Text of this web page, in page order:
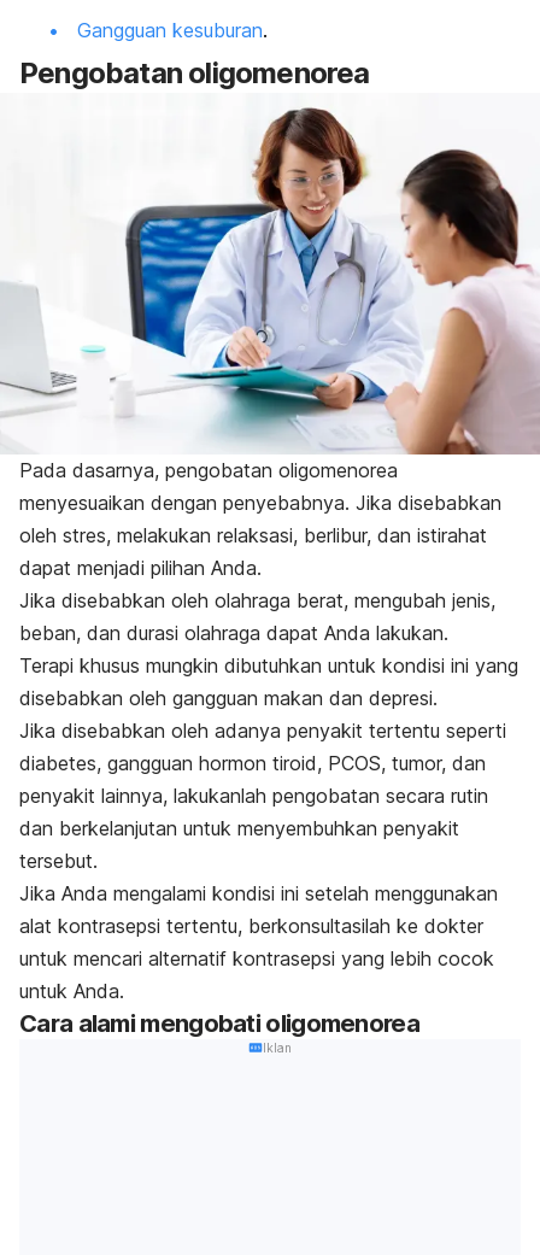
Gangguan kesuburan.
Pengobatan oligomenorea
Pada dasarnya, pengobatan oligomenorea
menyesuaikan dengan penyebabnya. Jika disebabkan
oleh stres, melakukan relaksasi, berlibur, dan istirahat
dapat menjadi pilihan Anda.
Jika disebabkan oleh olahraga berat, mengubah jenis,
beban, dan durasi olahraga dapat Anda lakukan.
Terapi khusus mungkin dibutuhkan untuk kondisi ini yang
disebabkan oleh gangguan makan dan depresi.
Jika disebabkan oleh adanya penyakit tertentu seperti
diabetes, gangguan hormon tiroid, PCOS, tumor, dan
penyakit lainnya, lakukanlah pengobatan secara rutin
dan berkelanjutan untuk menyembuhkan penyakit
tersebut.
Jika Anda mengalami kondisi ini setelah menggunakan
alat kontrasepsi tertentu, berkonsultasilah ke dokter
untuk mencari alternatif kontrasepsi yang lebih cocok
untuk Anda.
Cara alami mengobati oligomenorea
Iklan